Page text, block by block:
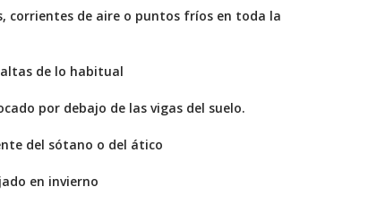
corrientes de aire o puntos fríos en toda la
de lo habitual
por debajo de las vigas del suelo.
del sótano o del ático
en invierno